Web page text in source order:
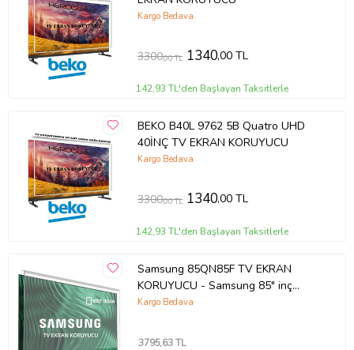
Kargo Bedava
3300,00 TL 1340,00 TL
142,93 TL'den Başlayan Taksitlerle
BEKO B40L 9762 5B Quatro UHD
40İNÇ TV EKRAN KORUYUCU
Kargo Bedava
3300,00 TL 1340,00 TL
142,93 TL'den Başlayan Taksitlerle
Samsung 85QN85F TV EKRAN
KORUYUCU - Samsung 85" inç
214cm 216 Ekran Tv ekran Koruyucu
Kargo Bedava
3795,63 TL